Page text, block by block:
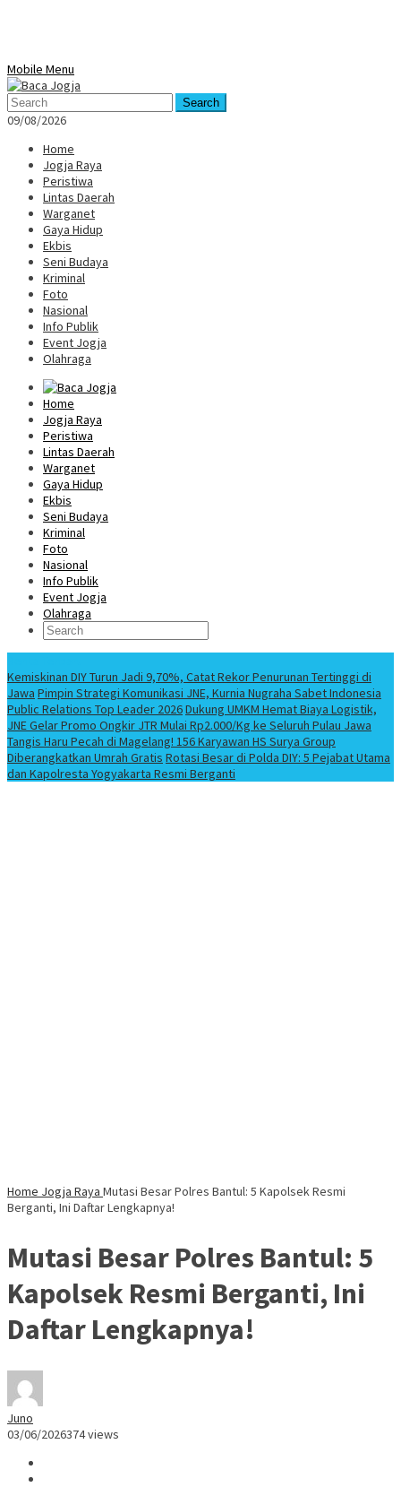
Mobile Menu
Search
09/08/2026
Home
Jogja Raya
Peristiwa
Lintas Daerah
Warganet
Gaya Hidup
Ekbis
Seni Budaya
Kriminal
Foto
Nasional
Info Publik
Event Jogja
Olahraga
Home
Jogja Raya
Peristiwa
Lintas Daerah
Warganet
Gaya Hidup
Ekbis
Seni Budaya
Kriminal
Foto
Nasional
Info Publik
Event Jogja
Olahraga
Kemiskinan DIY Turun Jadi 9,70%, Catat Rekor Penurunan Tertinggi di
Jawa Pimpin Strategi Komunikasi JNE, Kurnia Nugraha Sabet Indonesia
Public Relations Top Leader 2026Dukung UMKM Hemat Biaya Logistik,
JNE Gelar Promo Ongkir JTR Mulai Rp2.000/Kg ke Seluruh Pulau Jawa
Tangis Haru Pecah di Magelang! 156 Karyawan HS Surya Group
Diberangkatkan Umrah Gratis Rotasi Besar di Polda DIY: 5 Pejabat Utama
dan Kapolresta Yogyakarta Resmi Berganti
Home Jogja Raya Mutasi Besar Polres Bantul: 5 Kapolsek Resmi
Berganti, Ini Daftar Lengkapnya!
Mutasi Besar Polres Bantul: 5
Kapolsek Resmi Berganti, Ini
Daftar Lengkapnya!
Juno
03/06/2026374 views